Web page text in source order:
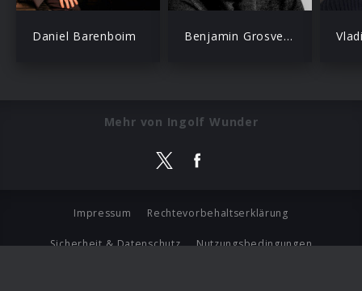
Daniel Barenboim Benjamin Grosvenor
Mehr von Ingolf Wunder
Impressum Rechtevorbehaltserklärung
Sicherheit & Datenschutz Nutzungsbedingungen